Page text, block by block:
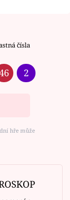
čísla
2
hře může